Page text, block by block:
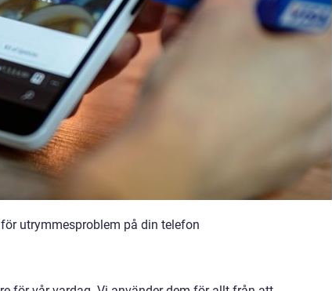
utrymmesproblem på din telefon